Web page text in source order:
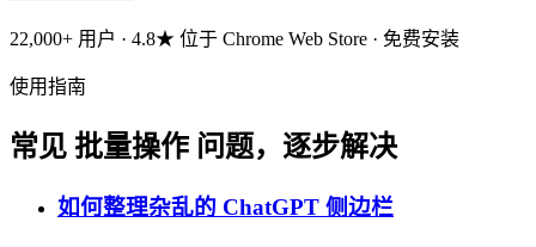
22,000+ 用户 · 4.8★ 位于 Chrome Web Store · 免费安装
使用指南
常见 批量操作 问题，逐步解决
如何整理杂乱的 ChatGPT 侧边栏